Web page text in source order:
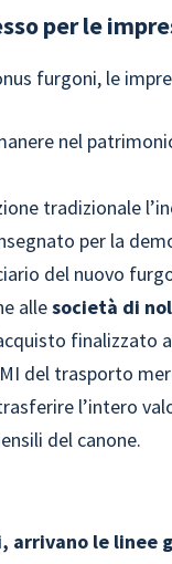
per le
furgoni, le
nel
tradizionale
per la
del nuovo
allesocietà di
del trasporto
l’intero
del canone.
arrivano le